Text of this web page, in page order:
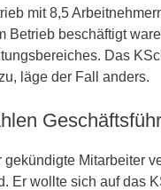
mit 8,5
Betrieb beschäftigt
Das
läge der Fall anders.
gekündigte Mitarbeiter
Er wollte sich auf das